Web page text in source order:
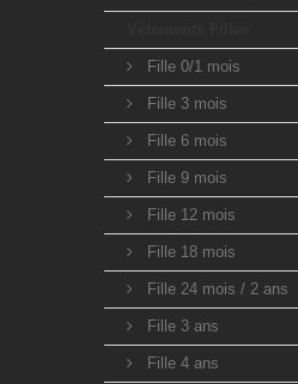
Fille 0/1 mois
Fille 3 mois
Fille 6 mois
Fille 9 mois
Fille 12 mois
Fille 18 mois
Fille 24 mois / 2 ans
Fille 3 ans
Fille 4 ans